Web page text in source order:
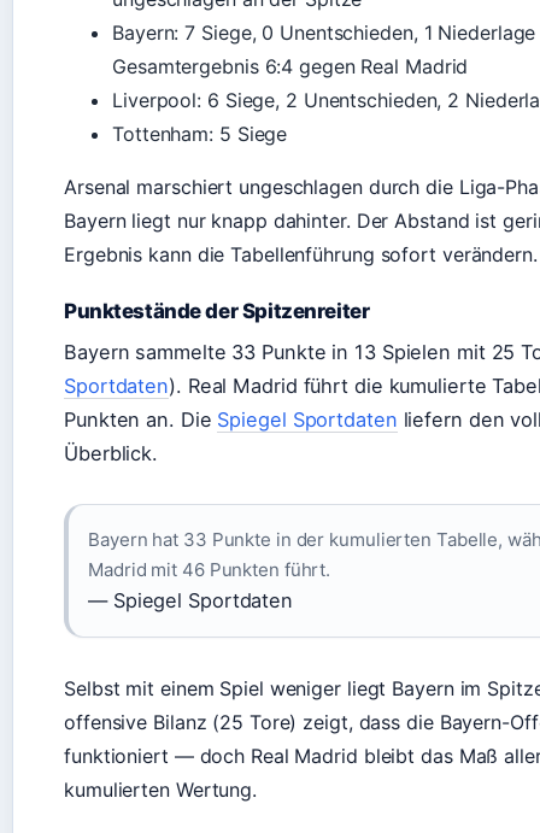
Bayern: 7 Siege, 0 Unentschieden, 1
Gesamtergebnis 6:4 gegen Real Madrid
Liverpool: 6 Siege, 2 Unentschieden, 2
Tottenham: 5 Siege
Arsenal marschiert ungeschlagen durch die Liga-
Bayern liegt nur knapp dahinter. Der Abstand ist
Ergebnis kann die Tabellenführung sofort verändern.
Punktestände der Spitzenreiter
Bayern sammelte 33 Punkte in 13 Spielen mit 25
Sportdaten). Real Madrid führt die kumulierte
Punkten an. Die Spiegel Sportdaten liefern den
Überblick.
Bayern hat 33 Punkte in der kumulierten Tabelle,
Madrid mit 46 Punkten führt.
— Spiegel Sportdaten
Selbst mit einem Spiel weniger liegt Bayern im
offensive Bilanz (25 Tore) zeigt, dass die Bayern-
funktioniert — doch Real Madrid bleibt das Maß
kumulierten Wertung.